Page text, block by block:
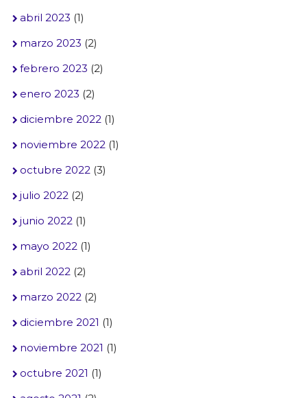
abril 2023 (1)
marzo 2023 (2)
febrero 2023 (2)
enero 2023 (2)
diciembre 2022(1)
noviembre 2022(1)
octubre 2022(3)
julio 2022(2)
junio 2022(1)
mayo 2022(1)
abril 2022(2)
marzo 2022(2)
diciembre 2021 (1)
noviembre 2021 (1)
octubre 2021 (1)